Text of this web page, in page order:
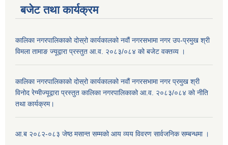
बजेट तथा कार्यक्रम
कालिका नगरपालिकाको दोस्रो कार्यकालको नवौं नगरसभामा नगर उप-प्रमुख श्री
विमला तामाङ ज्यूद्वारा प्रस्तुत आ.व. २०८३/०८४ को बजेट वक्तव्य ।
कालिका नगरपालिकाको दोस्रो कार्यकालको नवौं नगरसभामा नगर प्रमुख श्री
विनोद रेग्मीज्यूद्वारा प्रस्तुत कालिका नगरपालिकाको आ.व. २०८३/०८४ को नीति
तथा कार्यक्रम।
आ.ब २०८२-०८३ जेष्ठ मसान्त सम्मको आय व्यय विवरण सार्वजनिक सम्बन्धमा ।